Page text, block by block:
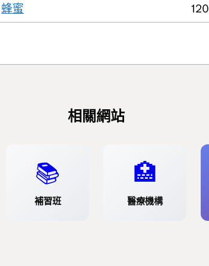
蜂蜜 120
相關網站
📚
補習班
🏥
醫療機構